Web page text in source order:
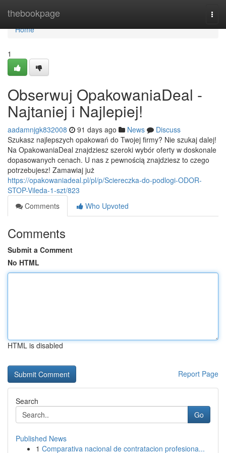
thebookpage
Home
Home
1
Obserwuj OpakowaniaDeal -
Najtaniej i Najlepiej!
aadamnjgk832008 91 days ago News
Discuss
Szukasz najlepszych opakowań do Twojej firmy? Nie szukaj dalej!
Na OpakowaniaDeal znajdziesz szeroki wybór oferty w doskonale
dopasowanych cenach. U nas z pewnością znajdziesz to czego
potrzebujesz! Zamawiaj już
https://opakowaniadeal.pl/pl/p/Sciereczka-do-podlogi-ODOR-
STOP-Vileda-1-szt/823
Comments
Who Upvoted
Comments
Submit a Comment
No HTML
HTML is disabled
Report Page
Search
Go
Published News
1 Comparativa nacional de contratacion profesiona...